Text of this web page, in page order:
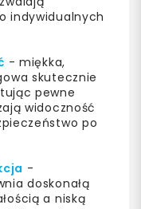
indywidualnych
- miękka,
skutecznie
pewne
widoczność
po
-
doskonałą
a niską